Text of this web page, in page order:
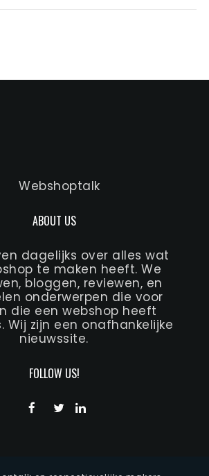
ABOUT US
dagelijks over alles wat
te maken heeft. We
bloggen, reviewen, en
onderwerpen die voor
die een webshop heeft
Wij zijn een onafhankelijke
nieuwssite.
FOLLOW US!